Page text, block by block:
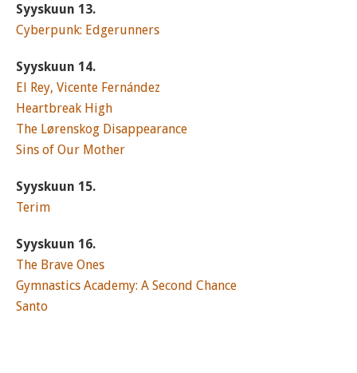
Syyskuun 13.
Cyberpunk: Edgerunners
Syyskuun 14.
El Rey, Vicente Fernández
Heartbreak High
The Lørenskog Disappearance
Sins of Our Mother
Syyskuun 15.
Terim
Syyskuun 16.
The Brave Ones
Gymnastics Academy: A Second Chance
Santo